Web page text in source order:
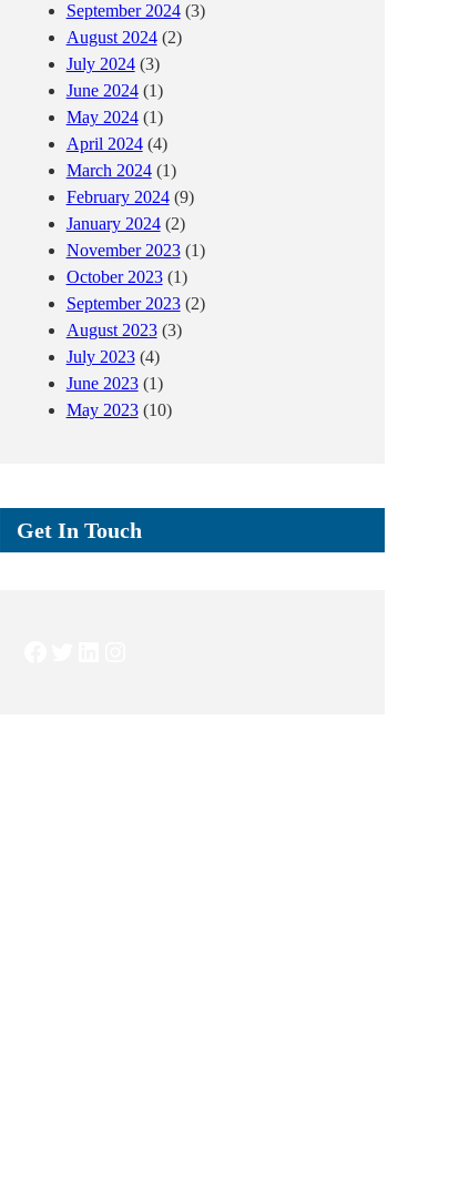
September 2024(3)
August 2024(2)
July 2024(3)
June 2024(1)
May 2024(1)
April 2024(4)
March 2024(1)
February 2024(9)
January 2024(2)
November 2023(1)
October 2023(1)
September 2023(2)
August 2023(3)
July 2023(4)
June 2023(1)
May 2023(10)
Get In Touch